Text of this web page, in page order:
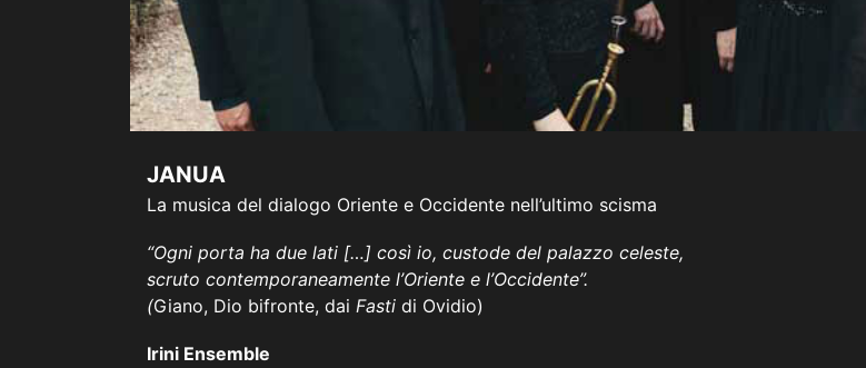
JANUA
La musica del dialogo Oriente e Occidente nell’ultimo scisma
“Ogni porta ha due lati […] così io, custode del palazzo celeste,
scruto contemporaneamente l’Oriente e l’Occidente”.
(Giano, Dio bifronte, dai Fasti di Ovidio)
Irini Ensemble